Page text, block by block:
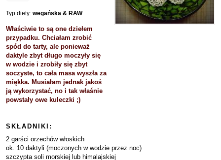
Typ diety: wegańska & RAW
Właściwie to są one dziełem
przypadku. Chciałam zrobić
spód do tarty, ale ponieważ
daktyle zbyt długo moczyły się
w wodzie i zrobiły się zbyt
soczyste, to cała masa wyszła za
miękka. Musiałam jednak jakoś
ją wykorzystać, no i tak właśnie
powstały owe kuleczki ;)
SKŁADNIKI:
2 garści orzechów włoskich
ok. 10 daktyli (moczonych w wodzie przez noc)
szczypta soli morskiej lub himalajskiej